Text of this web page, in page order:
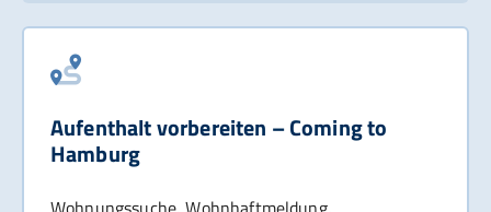
Aufenthalt vorbereiten – Coming to
Hamburg